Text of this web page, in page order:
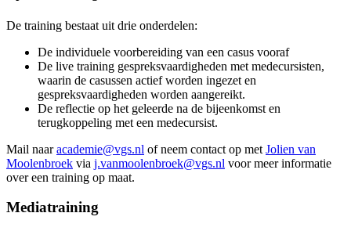
De training bestaat uit drie onderdelen:
De individuele voorbereiding van een casus vooraf
De live training gespreksvaardigheden met medecursisten,
waarin de casussen actief worden ingezet en
gespreksvaardigheden worden aangereikt.
De reflectie op het geleerde na de bijeenkomst en
terugkoppeling met een medecursist.
Mail naar academie@vgs.nl of neem contact op met Jolien van
Moolenbroek via j.vanmoolenbroek@vgs.nl voor meer informatie
over een training op maat.
Mediatraining